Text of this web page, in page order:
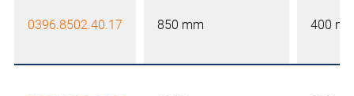
0396.8502.40.17 850 mm 400